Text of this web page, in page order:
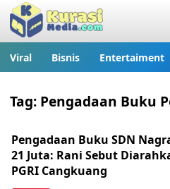
Viral Bisnis Entertaiment
Tag: Pengadaan Buku
Pengadaan Buku SDN
21 Juta: Rani Sebut
PGRI Cangkuang